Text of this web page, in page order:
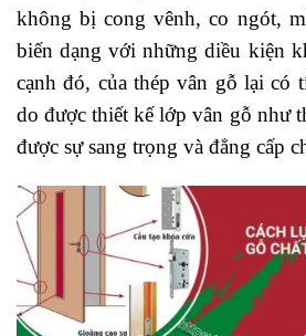
không bị cong vênh, co ngót,
biến dạng với những diều kiện
cạnh đó, của thép vân gỗ lại có
do được thiết kế lớp vân gỗ như
được sự sang trọng và đẳng cấp